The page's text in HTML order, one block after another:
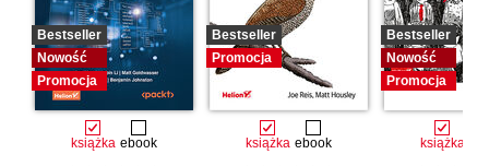
Bestseller
Nowość
Promocja
książka ebook
Bestseller
Promocja
książka ebook
Bestseller
Nowość
Promocja
książka